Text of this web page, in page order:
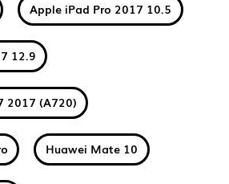
Apple iPad Pro 2017 10.5
12.9
2017 (A720)
Huawei Mate 10